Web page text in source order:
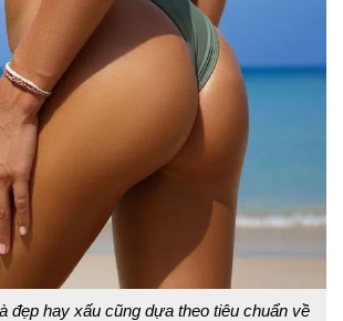
đẹp hay xấu cũng dựa theo tiêu chuẩn về